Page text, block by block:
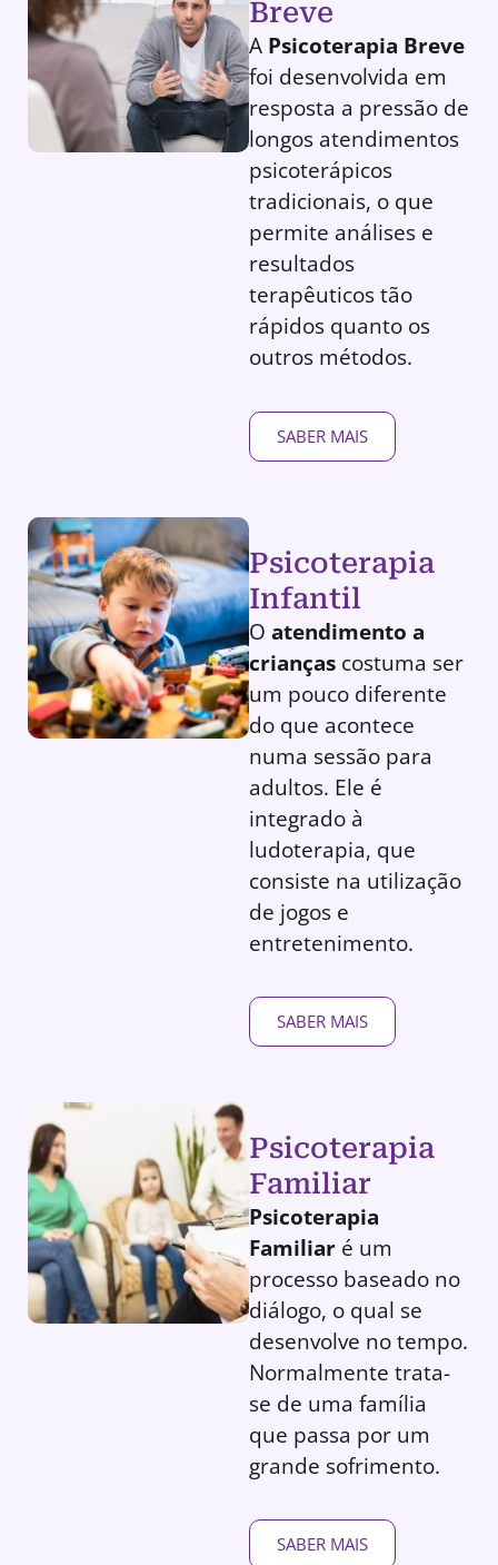
Breve
A Psicoterapia Breve
foi desenvolvida em
resposta a pressão de
longos atendimentos
psicoterápicos
tradicionais, o que
permite análises e
resultados
terapêuticos tão
rápidos quanto os
outros métodos.
SABER MAIS
Psicoterapia
Infantil
O atendimento a
crianças costuma ser
um pouco diferente
do que acontece
numa sessão para
adultos. Ele é
integrado à
ludoterapia, que
consiste na utilização
de jogos e
entretenimento.
SABER MAIS
Psicoterapia
Familiar
Psicoterapia
Familiar é um
processo baseado no
diálogo, o qual se
desenvolve no tempo.
Normalmente trata-
se de uma família
que passa por um
grande sofrimento.
SABER MAIS